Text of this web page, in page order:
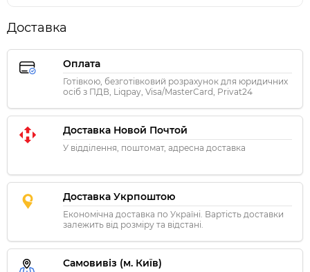
Доставка
Оплата
Готівкою, безготівковий розрахунок для юридичних
осіб з ПДВ, Liqpay, Visa/MasterCard, Privat24
Доставка Новой Почтой
У відділення, поштомат, адресна доставка
Доставка Укрпоштою
Економічна доставка по Україні. Вартість доставки
залежить від розміру та відстані.
Самовивіз (м. Київ)